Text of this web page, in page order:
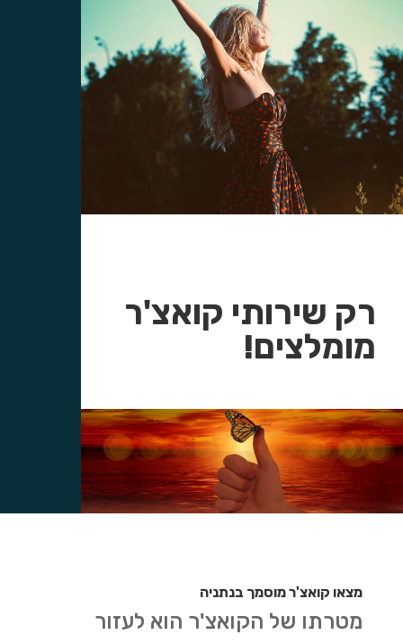
רק שירותי קואצ'ר
מומלצים!
מצאו קואצ'ר מוסמך בנתניה
מטרתו של הקואצ'ר הוא לעזור